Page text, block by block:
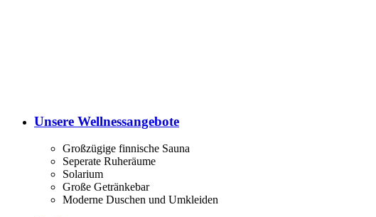
Unsere Wellnessangebote
Großzügige finnische Sauna
Seperate Ruheräume
Solarium
Große Getränkebar
Moderne Duschen und Umkleiden